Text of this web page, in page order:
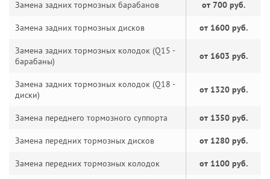
Замена задних тормозных барабанов от 700 руб.
Замена задних тормозных дисков от 1600 руб.
Замена задних тормозных колодок (Q15 -
барабаны)
от 1603 руб.
Замена задних тормозных колодок (Q18 -
диски)
от 1320 руб.
Замена переднего тормозного суппорта от 1350 руб.
Замена передних тормозных дисков от 1280 руб.
Замена передних тормозных колодок от 1100 руб.